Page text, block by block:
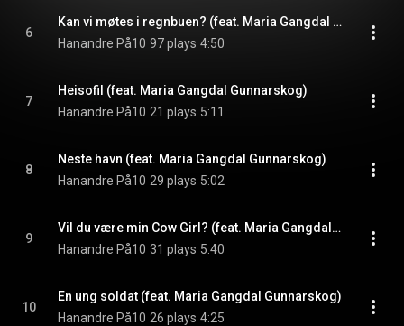
6
Kan vi møtes i regnbuen? (feat. Maria Gangdal Gunnarskog)
Hanandre På10 97 plays 4:50
7
Heisofil (feat. Maria Gangdal Gunnarskog)
Hanandre På10 21 plays 5:11
8
Neste havn (feat. Maria Gangdal Gunnarskog)
Hanandre På10 29 plays 5:02
9
Vil du være min Cow Girl? (feat. Maria Gangdal Gunnarskog)
Hanandre På10 31 plays 5:40
10
En ung soldat (feat. Maria Gangdal Gunnarskog)
Hanandre På10 26 plays 4:25